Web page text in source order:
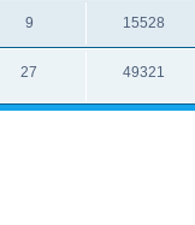
9 15528
27 49321